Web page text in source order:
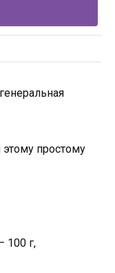
этому простому
100 г,